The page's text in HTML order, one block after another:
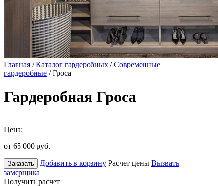
Главная /Каталог гардеробных /Современные
гардеробные / Гроса
Гардеробная Гроса
Цена:
от 65 000 руб.
Заказать Добавить в корзину Расчет цены Вызвать
замерщика
Получить расчет